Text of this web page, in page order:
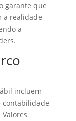
garante que
a realidade
a
incluem
contabilidade